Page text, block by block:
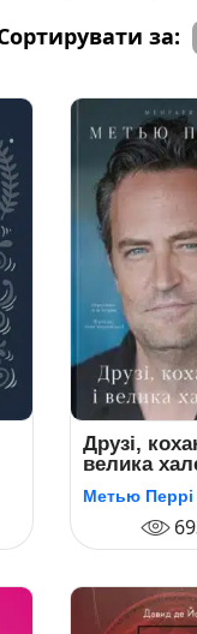
за:
Друзі,
велика
Метью Перрі